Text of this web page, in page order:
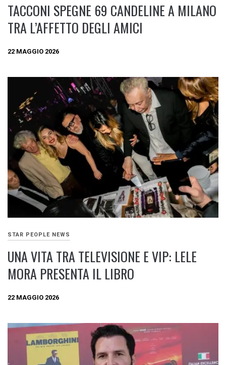
TACCONI SPEGNE 69 CANDELINE A MILANO
TRA L’AFFETTO DEGLI AMICI
22 MAGGIO 2026
STAR PEOPLE NEWS
UNA VITA TRA TELEVISIONE E VIP: LELE
MORA PRESENTA IL LIBRO
22 MAGGIO 2026